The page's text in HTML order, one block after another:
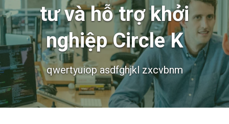
tư và hỗ trợ khởi
nghiệp Circle K
qwertyuiop asdfghjkl zxcvbnm